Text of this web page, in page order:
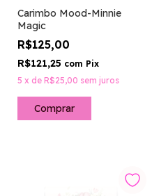
Carimbo Mood-Minnie
Magic
R$125,00
R$121,25 com Pix
5 x de R$25,00 sem juros
Comprar